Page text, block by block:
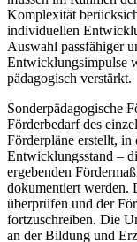
Komplexität
individuellen
Auswahl passfähiger
Entwicklungsimpulse
pädagogisch verstärkt.
Sonderpädagogische
Förderbedarf des
Förderpläne erstellt, in
Entwicklungsstand –
ergebenden
dokumentiert werden.
überprüfen und der
fortzuschreiben. Die
an der Bildung und